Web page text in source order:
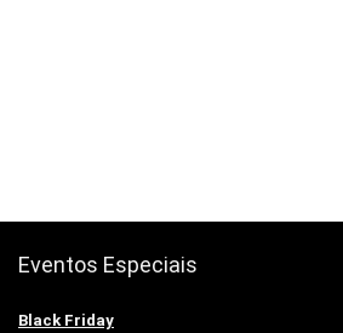
Eventos Especiais
Black Friday